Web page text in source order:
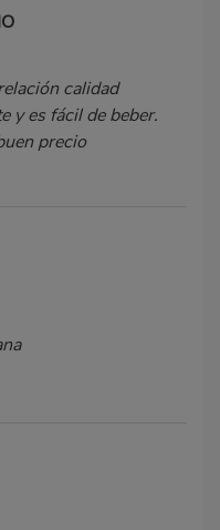
calidad
y es fácil de beber.
precio